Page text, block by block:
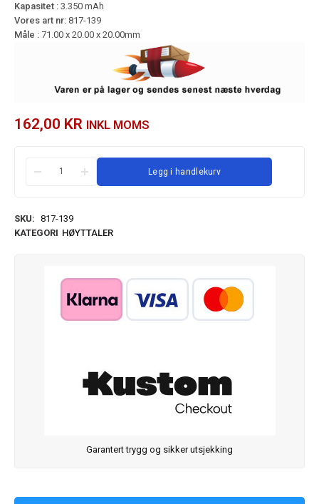
Kapasitet : 3.350 mAh
Vores art nr: 817-139
Måle : 71.00 x 20.00 x 20.00mm
162,00 KR INKL MOMS
Legg i handlekurv
SKU: 817-139
KATEGORI HØYTTALER
Garantert trygg og sikker utsjekking